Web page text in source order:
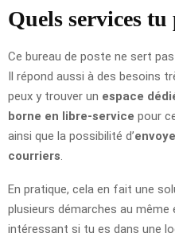
Quels services
Ce bureau de poste ne sert
Il répond aussi à des besoins
peux y trouver un espace
borne en libre-service pour
ainsi que la possibilité d’
courriers
En pratique, cela en fait une
plusieurs démarches au même
intéressant si tu es dans une